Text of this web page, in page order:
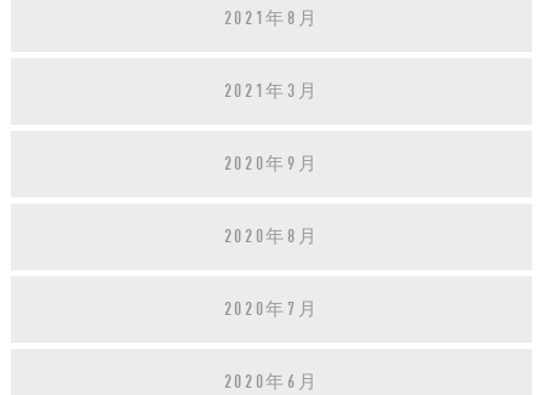
2021年8月
2021年3月
2020年9月
2020年8月
2020年7月
2020年6月